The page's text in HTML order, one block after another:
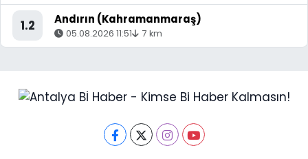
1.2 Andırın (Kahramanmaraş)
05.08.2026 11:51 7 km